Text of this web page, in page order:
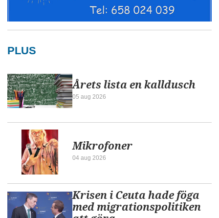
PLUS
Årets lista en kalldusch
05 aug 2026
Mikrofoner
04 aug 2026
Krisen i Ceuta hade föga
med migrationspolitiken